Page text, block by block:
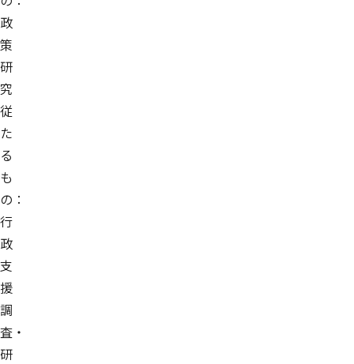
政
策
研
究
従
た
る
も
の：
行
政
支
援
調
査・
研